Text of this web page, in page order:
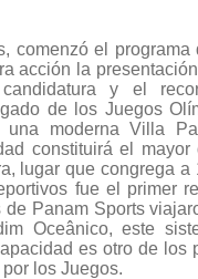
comenzó el programa
acción la
y el
de los Juegos
una moderna Villa
constituirá el mayor
lugar que congrega a
fue el primer
Panam Sports
Oceânico, este
es otro de los
los Juegos.